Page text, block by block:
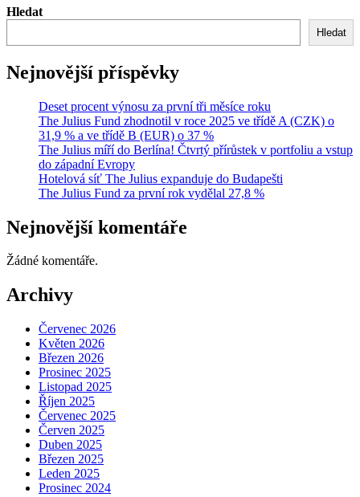
Hledat
Hledat
Nejnovější příspěvky
Deset procent výnosu za první tři měsíce roku
The Julius Fund zhodnotil v roce 2025 ve třídě A (CZK) o
31,9 % a ve třídě B (EUR) o 37 %
The Julius míří do Berlína! Čtvrtý přírůstek v portfoliu a vstup
do západní Evropy
Hotelová síť The Julius expanduje do Budapešti
The Julius Fund za první rok vydělal 27,8 %
Nejnovější komentáře
Žádné komentáře.
Archivy
Červenec 2026
Květen 2026
Březen 2026
Prosinec 2025
Listopad 2025
Říjen 2025
Červenec 2025
Červen 2025
Duben 2025
Březen 2025
Leden 2025
Prosinec 2024